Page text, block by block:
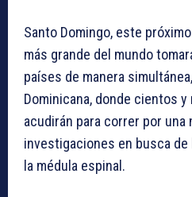
Santo Domingo, este
más grande del mundo
países de manera
Dominicana, donde cientos
acudirán para correr por una
investigaciones en busca
la médula espinal.